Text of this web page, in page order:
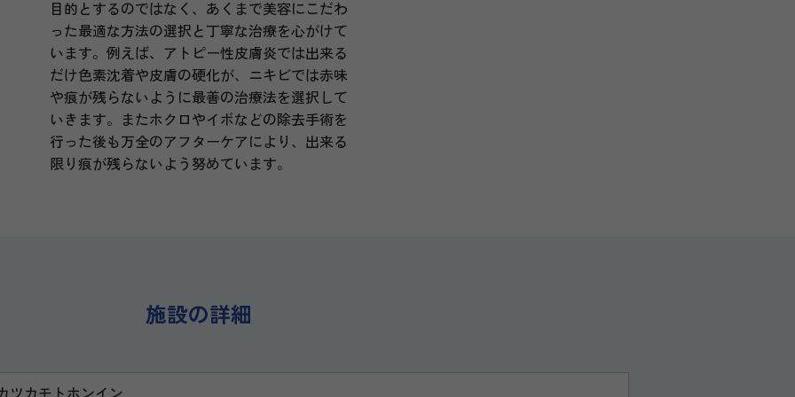
目的とするのではなく、あくまで美容にこだわ
った最適な方法の選択と丁寧な治療を心がけて
います。例えば、アトピー性皮膚炎では出来る
だけ色素沈着や皮膚の硬化が、ニキビでは赤味
や痕が残らないように最善の治療法を選択して
いきます。またホクロやイボなどの除去手術を
行った後も万全のアフターケアにより、出来る
限り痕が残らないよう努めています。
施設の詳細
ツカモトホンイン